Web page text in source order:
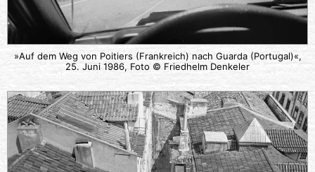
»Auf dem Weg von Poitiers (Frankreich) nach Guarda (Portugal)«,
25. Juni 1986, Foto © Friedhelm Denkeler